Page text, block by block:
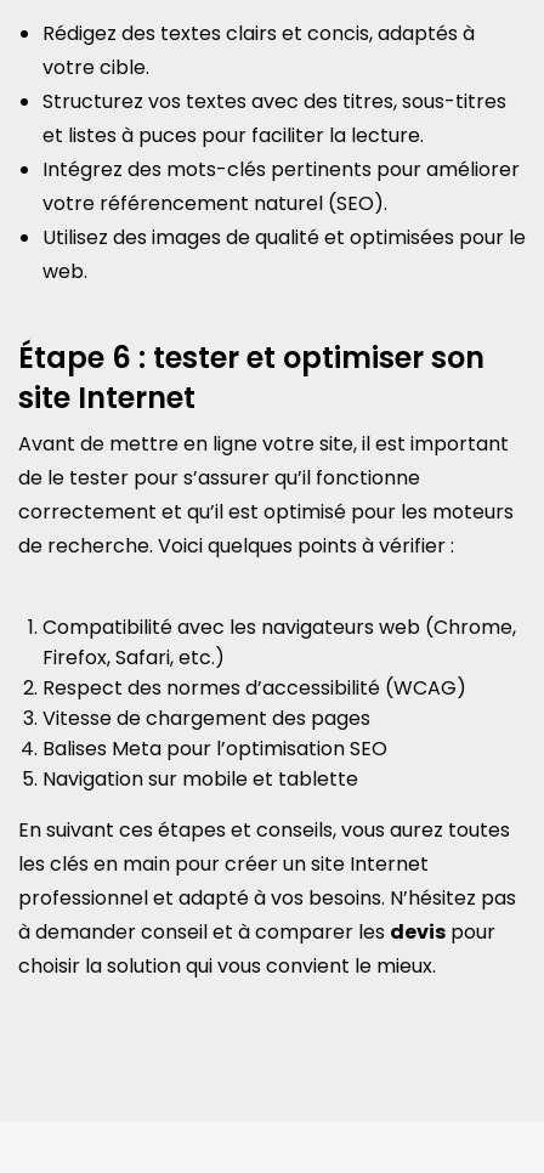
Rédigez des textes clairs et concis, adaptés à
votre cible.
Structurez vos textes avec des titres, sous-titres
et listes à puces pour faciliter la lecture.
Intégrez des mots-clés pertinents pour améliorer
votre référencement naturel (SEO).
Utilisez des images de qualité et optimisées pour le
web.
Étape 6 : tester et optimiser son
site Internet
Avant de mettre en ligne votre site, il est important
de le tester pour s’assurer qu’il fonctionne
correctement et qu’il est optimisé pour les moteurs
de recherche. Voici quelques points à vérifier :
Compatibilité avec les navigateurs web (Chrome,
Firefox, Safari, etc.)
Respect des normes d’accessibilité (WCAG)
Vitesse de chargement des pages
Balises Meta pour l’optimisation SEO
Navigation sur mobile et tablette
En suivant ces étapes et conseils, vous aurez toutes
les clés en main pour créer un site Internet
professionnel et adapté à vos besoins. N’hésitez pas
à demander conseil et à comparer les devis pour
choisir la solution qui vous convient le mieux.